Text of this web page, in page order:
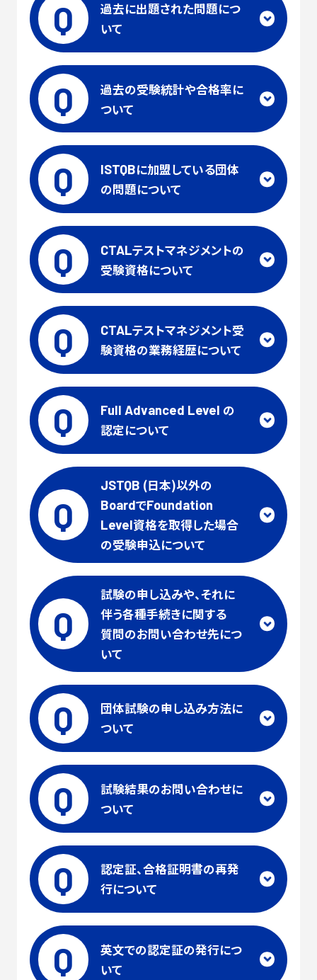
Q
過去に出題された問題につ
いて
Q
過去の受験統計や合格率に
ついて
Q ISTQBに加盟している団体
の問題について
Q CTALテストマネジメントの
受験資格について
Q CTALテストマネジメント受
験資格の業務経歴について
Q Full Advanced Level の
認定について
Q
JSTQB (日本)以外の
BoardでFoundation
Level資格を取得した場合
の受験申込について
Q
試験の申し込みや、それに
伴う各種手続きに関する
質問のお問い合わせ先につ
いて
Q
団体試験の申し込み方法に
ついて
Q
試験結果のお問い合わせに
ついて
Q
認定証、合格証明書の再発
行について
Q
英文での認定証の発行につ
いて